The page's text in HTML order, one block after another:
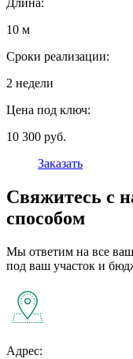
Длина:
10 м
Сроки реализации:
2 недели
Цена под ключ:
10 300 руб.
Заказать
Свяжитесь с
способом
Мы ответим на все
под ваш участок и
Адрес: